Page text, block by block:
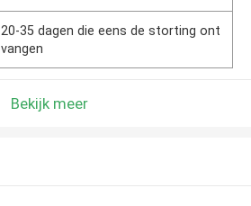
20-35 dagen die eens de storting ont
vangen
Bekijk meer